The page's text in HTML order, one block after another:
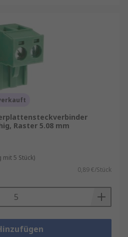
Raster 5.08 mm
mit 5 Stück)
0,89 €/Stück